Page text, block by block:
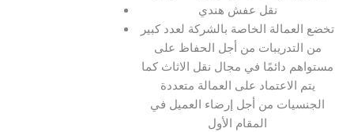
نقل عفش هندي
تخضع العمالة الخاصة بالشركة لعدد كبير
من التدريبات من أجل الحفاظ على
مستواهم دائمًا في مجال نقل الاثاث كما
يتم الاعتماد على العمالة متعددة
الجنسيات من أجل إرضاء العميل في
المقام الأول